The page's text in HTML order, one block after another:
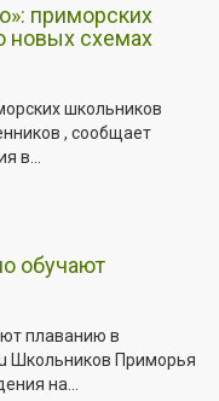
приморских
новых схемах
школьников
, сообщает
в...
обучают
плаванию в
Школьников Приморья
на...